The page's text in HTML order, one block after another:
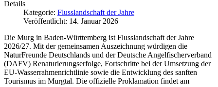
Details
Kategorie: Flusslandschaft der Jahre
Veröffentlicht: 14. Januar 2026
Die Murg in Baden-Württemberg ist Flusslandschaft der Jahre
2026/27. Mit der gemeinsamen Auszeichnung würdigen die
NaturFreunde Deutschlands und der Deutsche Angelfischerverband
(DAFV) Renaturierungserfolge, Fortschritte bei der Umsetzung der
EU-Wasserrahmenrichtlinie sowie die Entwicklung des sanften
Tourismus im Murgtal. Die offizielle Proklamation findet am